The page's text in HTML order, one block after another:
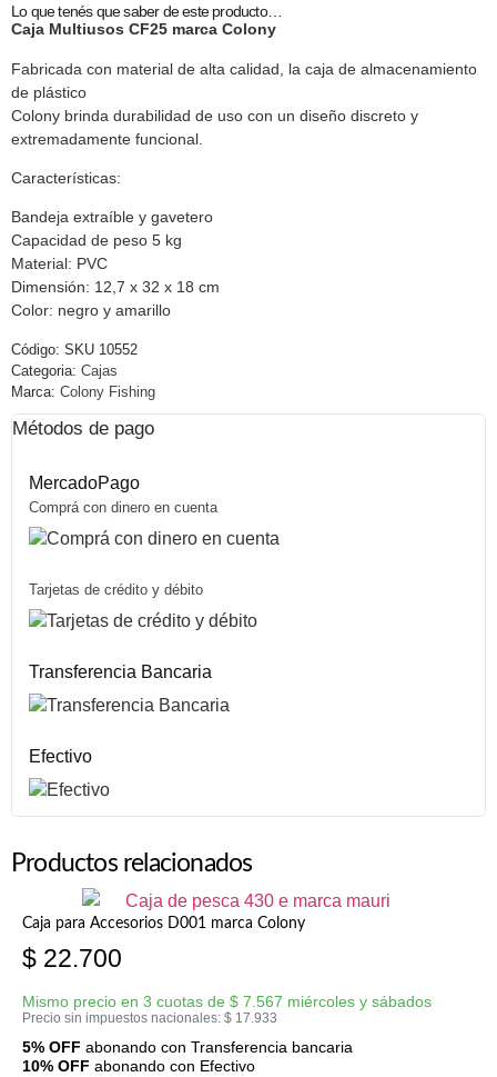
Lo que tenés que saber de este producto…
Caja Multiusos CF25 marca Colony
Fabricada con material de alta calidad, la caja de almacenamiento
de plástico
Colony brinda durabilidad de uso con un diseño discreto y
extremadamente funcional.
Características:
Bandeja extraíble y gavetero
Capacidad de peso 5 kg
Material: PVC
Dimensión: 12,7 x 32 x 18 cm
Color: negro y amarillo
Código: SKU 10552
Categoria: Cajas
Marca: Colony Fishing
Métodos de pago
MercadoPago
Comprá con dinero en cuenta
Tarjetas de crédito y débito
Transferencia Bancaria
Efectivo
Productos relacionados
Caja para Accesorios D001 marca Colony
$ 22.700
Mismo precio en 3 cuotas de $ 7.567 miércoles y sábados
Precio sin impuestos nacionales: $ 17.933
5% OFF abonando con Transferencia bancaria
10% OFF abonando con Efectivo